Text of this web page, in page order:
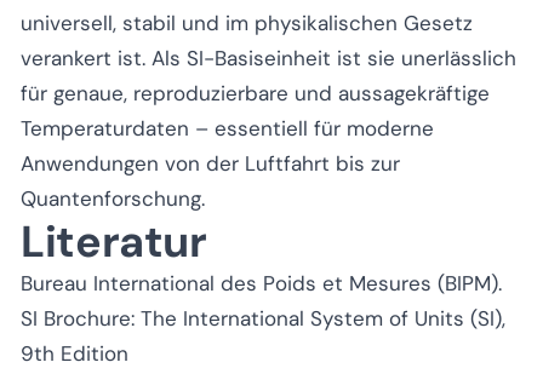
universell, stabil und im physikalischen Gesetz
verankert ist. Als SI-Basiseinheit ist sie unerlässlich
für genaue, reproduzierbare und aussagekräftige
Temperaturdaten – essentiell für moderne
Anwendungen von der Luftfahrt bis zur
Quantenforschung.
Literatur
Bureau International des Poids et Mesures (BIPM).
SI Brochure: The International System of Units (SI),
9th Edition